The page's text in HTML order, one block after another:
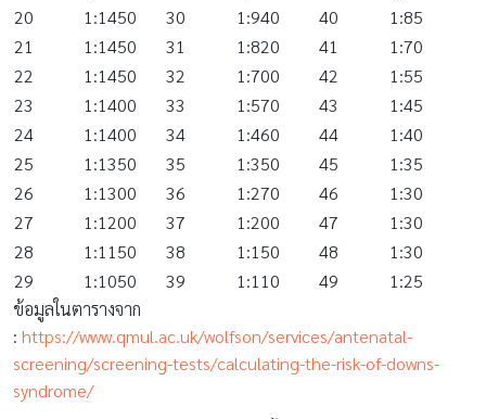
20
1:1450 30 1:940 40
1:85
21
1:1450 31 1:820 41
1:70
22
1:1450 32 1:700 42
1:55
23
1:1400 33 1:570 43
1:45
24
1:1400 34 1:460 44
1:40
25
1:1350 35 1:350 45
1:35
26
1:1300 36 1:270 46
1:30
27
1:1200 37 1:200 47
1:30
28
1:1150 38 1:150 48
1:30
29
1:1050 39 1:110 49
1:25
ข้อมูลในตารางจาก
: https://www.qmul.ac.uk/wolfson/services/antenatal-
screening/screening-tests/calculating-the-risk-of-downs-
syndrome/